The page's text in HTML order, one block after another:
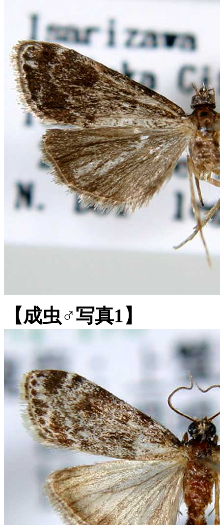
【成虫♂写真1】